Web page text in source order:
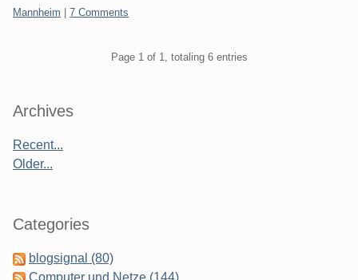
Categories:
Mannheim 7 Comments
Page 1 of 1, totaling 6 entries
Sidebar
Archives
Recent...
Older...
Categories
blogsignal (80)
Computer und Netze (144)